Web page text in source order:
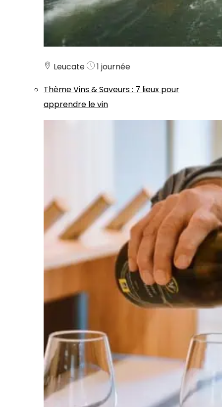
Leucate
1 journée
ThèmeVins & Saveurs: 7 lieux pour
apprendre le vin